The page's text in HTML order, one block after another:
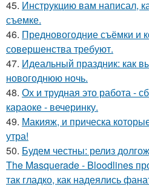
45. Инструкцию вам написал,
съемке.
46. Предновогодние съёмки и
совершенства требуют.
47. Идеальный праздник: как
новогоднюю ночь.
48. Ох и трудная это работа -
караоке - вечеринку.
49. Макияж, и прическа
утра!
50. Будем честны: релиз
The Masquerade - Bloodlines
так гладко, как надеялись